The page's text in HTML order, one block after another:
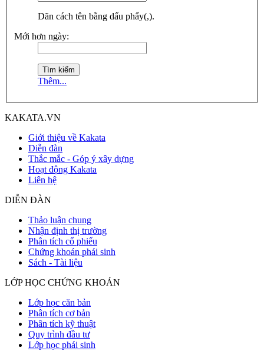
Dãn cách tên bằng dấu phẩy(,).
Mới hơn ngày:
Thêm...
KAKATA.VN
Giới thiệu về Kakata
Diễn đàn
Thắc mắc - Góp ý xây dựng
Hoạt động Kakata
Liên hệ
DIỄN ĐÀN
Thảo luận chung
Nhận định thị trường
Phân tích cổ phiếu
Chứng khoán phái sinh
Sách - Tài liệu
LỚP HỌC CHỨNG KHOÁN
Lớp học căn bản
Phân tích cơ bản
Phân tích kỹ thuật
Quy trình đầu tư
Lớp học phái sinh